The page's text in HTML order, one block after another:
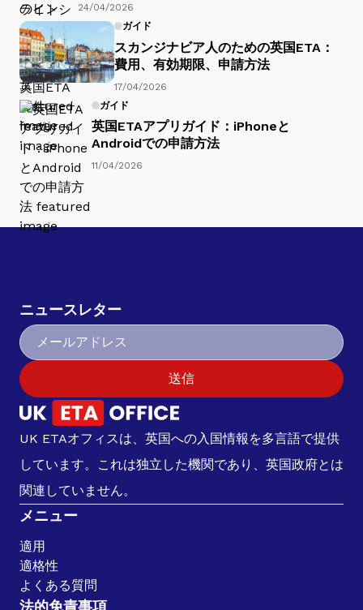
24/04/2026
ガイド
スカンジナビア人のための英国ETA：
費用、有効期限、申請方法
17/04/2026
ガイド
英国ETAアプリガイド：iPhoneと
Androidでの申請方法
11/04/2026
ニュースレター
送信
UK ETAオフィスは、英国への入国情報を多言語で提供
しています。これは独立した機関であり、英国政府とは
関連していません。
メニュー
適用
適格性
よくある質問
法的免責事項